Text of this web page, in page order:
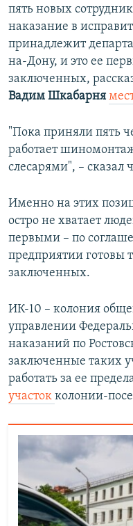
пять новых
наказание в
принадлежит
на-Дону, и это ее
заключенных,
Вадим Шкабарня
"Пока приняли пять
работает
слесарями", – сказал
Именно на этих
остро не хватает
первыми – по
предприятии готовы
заключенных.
ИК-10 – колония
управлении
наказаний по
заключенные таких
работать за ее
участок колонии-